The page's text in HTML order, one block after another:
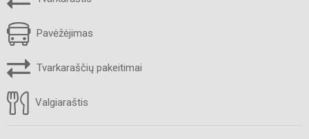
Pavėžėjimas
Tvarkaraščių pakeitimai
Valgiaraštis